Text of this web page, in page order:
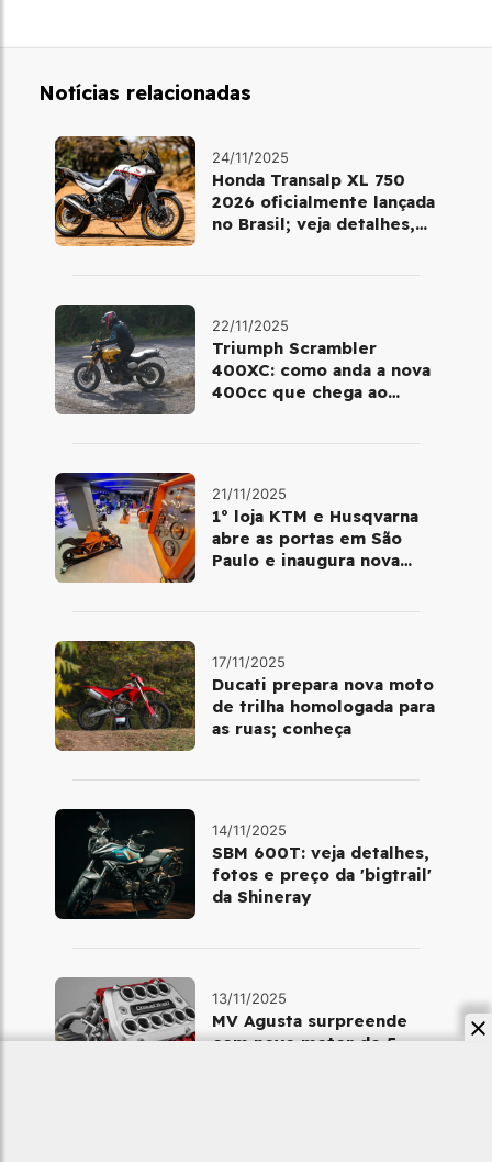
Notícias relacionadas
24/11/2025
Honda Transalp XL 750
2026 oficialmente lançada
no Brasil; veja detalhes,
22/11/2025
Triumph Scrambler
400XC: como anda a nova
400cc que chega ao
21/11/2025
1º loja KTM e Husqvarna
abre as portas em São
Paulo e inaugura nova
17/11/2025
Ducati prepara nova moto
de trilha homologada para
as ruas; conheça
14/11/2025
SBM 600T: veja detalhes,
fotos e preço da 'bigtrail'
da Shineray
13/11/2025
MV Agusta surpreende
com novo motor de 5